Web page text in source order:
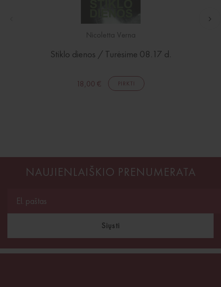
Nicoletta Verna
Stiklo dienos / Turėsime 08.17 d.
18,00 € PIRKTI
NAUJIENLAIŠKIO PRENUMERATA
Siųsti